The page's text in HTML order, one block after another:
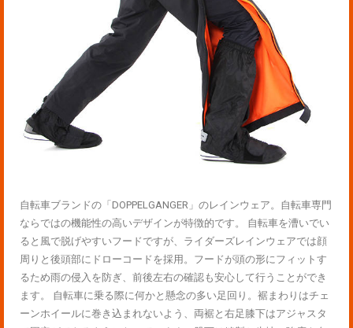
自転車ブランドの「DOPPELGANGER」のレインウェア。自転車専門
ならではの機能性の高いデザインが特徴的です。 自転車を漕いでい
ると風で脱げやすいフードですが、ライダーズレインウェアでは顔
周りと後頭部にドローコードを採用。フードが頭の形にフィットす
るため雨の侵入を防ぎ、前後左右の確認も安心して行うことができ
ます。 自転車に乗る際に何かと懸念の多い足回り。裾まわりはチェ
ーンホイールに巻き込まれないよう、両裾と右足膝下はアジャスタ